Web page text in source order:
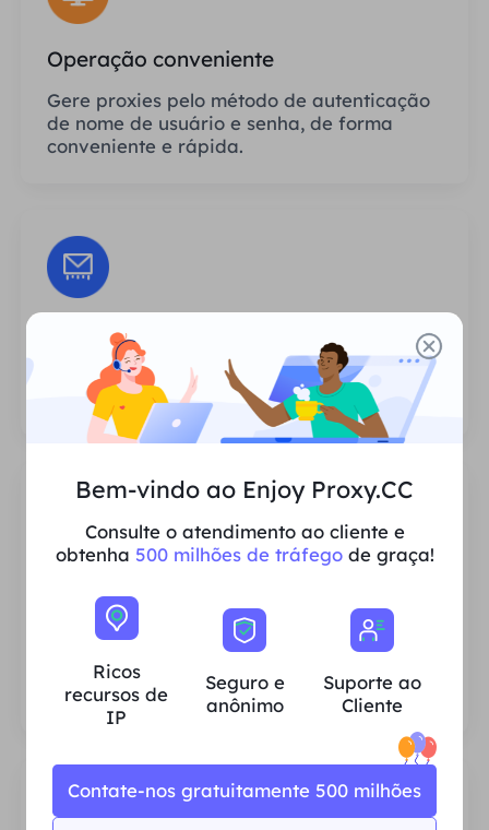
Operação conveniente
Gere proxies pelo método de autenticação
de nome de usuário e senha, de forma
conveniente e rápida.
Sessões Ilimitadas
Não há limite para o número de usos ou
frequências de invocação dos proxies.
Garantimos que nossos recursos de proxy
IP sejam estáveis ​​e confiáveis ​​e nos
esforçamos constantemente para expandir
o pool de proxy atual para atender às
necessidades de cada cliente.
Bem-vindo ao Enjoy Proxy.CC
Consulte o atendimento ao cliente e
obtenha 500 milhões de tráfegode graça!
Ricos
recursos de
IP
Seguro e
anônimo
Suporte ao
Cliente
Contate-nos gratuitamente 500 milhões